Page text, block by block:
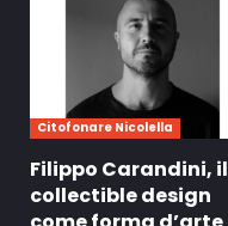
Citofonare Nicolella
Filippo Carandini, il
collectible design